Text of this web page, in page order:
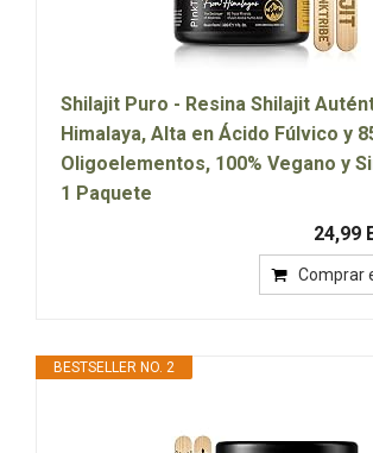
Shilajit Puro - Resina Shilajit
Himalaya, Alta en Ácido Fúlvico y
Oligoelementos, 100% Vegano y
1 Paquete
24,99
Comprar
BESTSELLER NO. 2